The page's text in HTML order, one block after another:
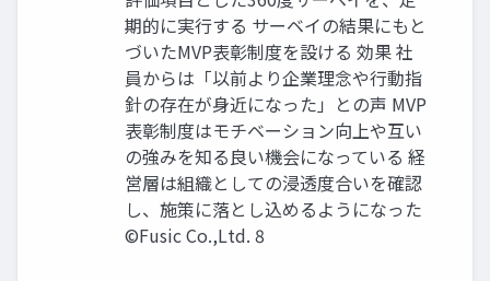
期的に実行する サーベイの結果にもと
づいたMVP表彰制度を設ける 効果 社
員からは「以前より企業理念や行動指
針の存在が身近になった」との声 MVP
表彰制度はモチベーション向上や互い
の強みを知る良い機会になっている 経
営層は組織としての浸透度合いを確認
し、施策に落とし込めるようになった
©️Fusic Co.,Ltd. 8